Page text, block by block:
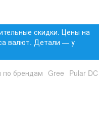
скидки. Цены на
валют. Детали — у
по брендам Gree Pular